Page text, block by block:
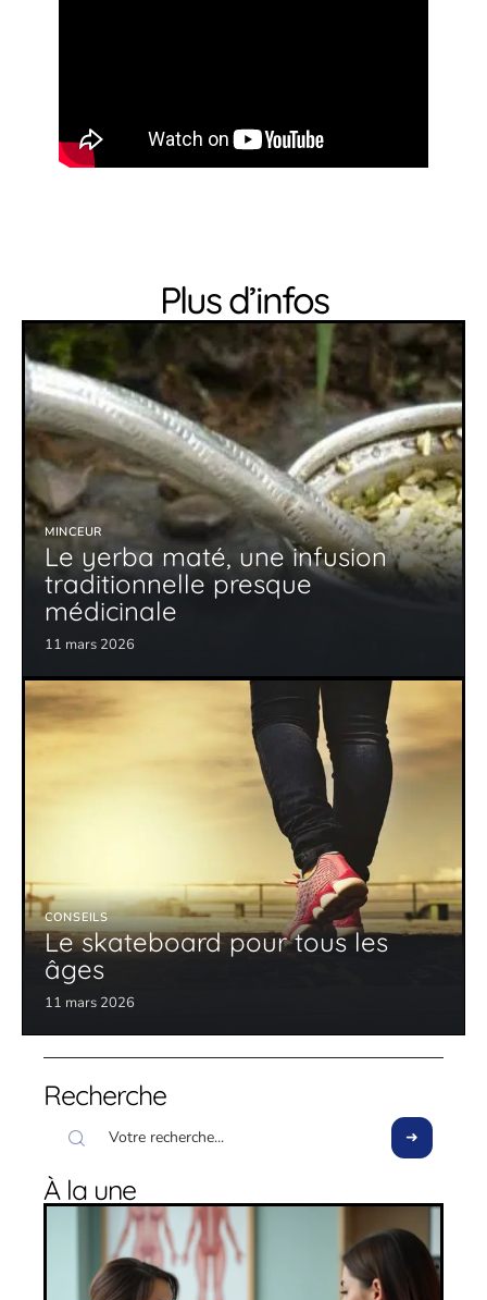
Plus d’infos
MINCEUR
Le yerba maté, une infusion
traditionnelle presque
médicinale
11 mars 2026
CONSEILS
Le skateboard pour tous les
âges
11 mars 2026
Recherche
À la une